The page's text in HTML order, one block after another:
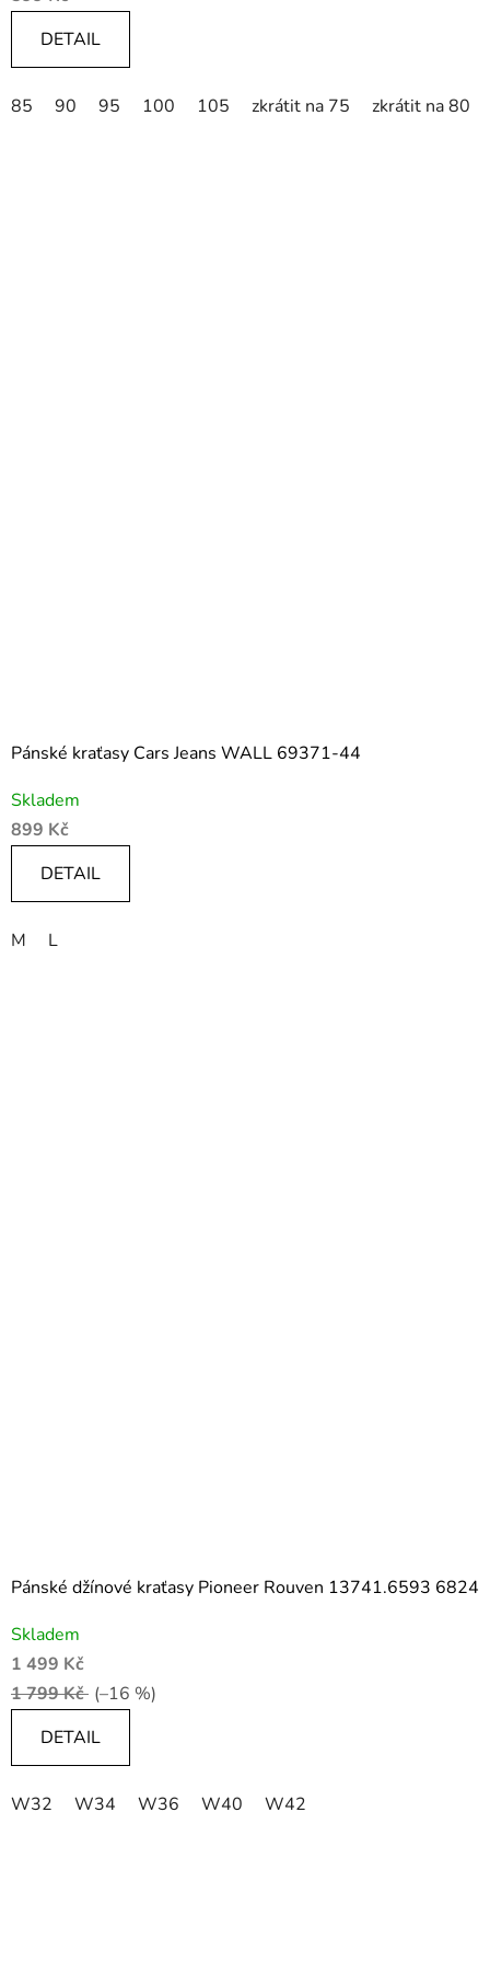
DETAIL
85 90 95 100 105 zkrátit na 75 zkrátit na 80
Pánské kraťasy Cars Jeans WALL 69371-44
Skladem
899 Kč
DETAIL
M L
Pánské džínové kraťasy Pioneer Rouven 13741.6593 6824
Skladem
1 499 Kč
1 799 Kč (–16 %)
DETAIL
W32 W34 W36 W40 W42